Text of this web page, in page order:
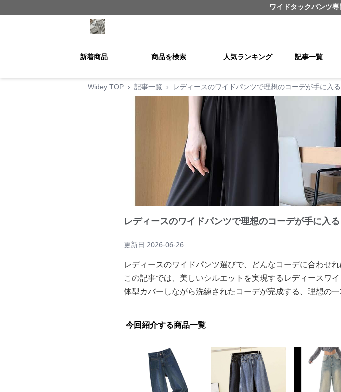
ワイドタックパンツ専
新着商品 商品を検索 人気ランキング 記事一覧
Widey TOP › 記事一覧 › レディースのワイドパンツで理想のコーデが手に入
レディースのワイドパンツで理想のコーデが手に入
更新日 2026-06-26
レディースのワイドパンツ選びで、どんなコーデに合わせ
この記事では、美しいシルエットを実現するレディースワイ
体型カバーしながら洗練されたコーデが完成する、理想の一
今回紹介する商品一覧